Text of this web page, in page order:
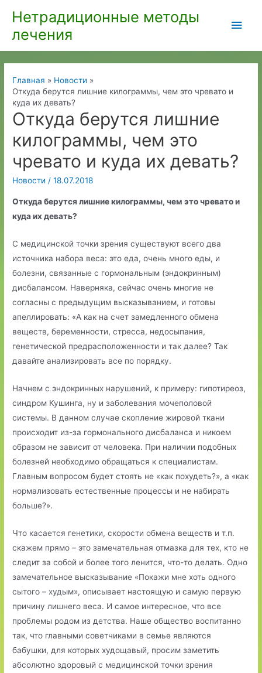
содержимому
Нетрадиционные методы
лечения
Главная
Новости
Откуда берутся лишние килограммы, чем это чревато и
куда их девать?
Откуда берутся лишние
килограммы, чем это
чревато и куда их девать?
Новости /18.07.2018
Откуда берутся лишние килограммы, чем это чревато и
куда их девать?
С медицинской точки зрения существуют всего два
источника набора веса: это еда, очень много еды, и
болезни, связанные с гормональным (эндокринным)
дисбалансом. Наверняка, сейчас очень многие не
согласны с предыдущим высказыванием, и готовы
апеллировать: «А как на счет замедленного обмена
веществ, беременности, стресса, недосыпания,
генетической предрасположенности и так далее? Так
давайте анализировать все по порядку.
Начнем с эндокринных нарушений, к примеру: гипотиреоз,
синдром Кушинга, ну и заболевания мочеполовой
системы. В данном случае скопление жировой ткани
происходит из-за гормонального дисбаланса и никоем
образом не зависит от человека. При наличии подобных
болезней необходимо обращаться к специалистам.
Главным вопросом будет стоять не «как похудеть?», а «как
нормализовать естественные процессы и не набирать
больше?».
Что касается генетики, скорости обмена веществ и т.п.
скажем прямо – это замечательная отмазка для тех, кто не
следит за собой и более того ленится, что-то делать. Одно
замечательное высказывание «Покажи мне хоть одного
сытого – худым», описывает настоящую и самую первую
причину лишнего веса. И самое интересное, что все
проблемы родом из детства. Наше общество воспитанно
так, что главными советчиками в семье являются
бабушки, для которых худощавый, просим заметить
абсолютно здоровый с медицинской точки зрения